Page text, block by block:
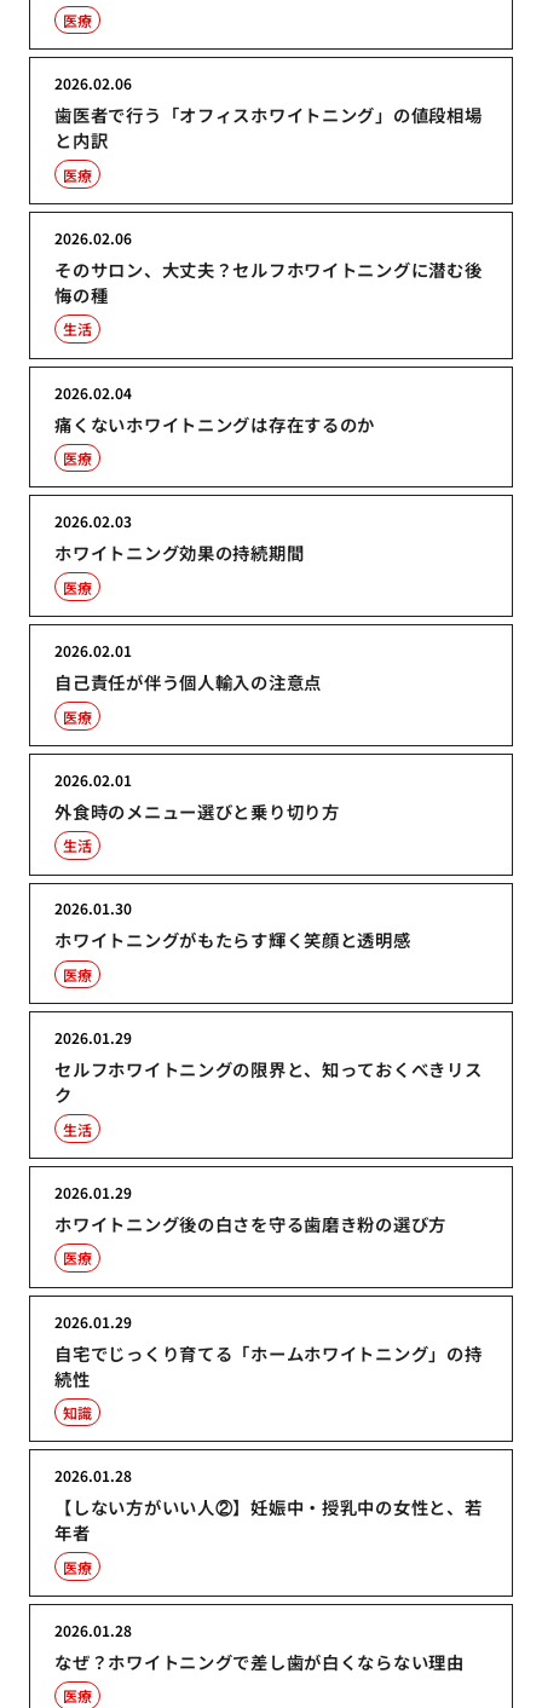
医療
歯医者で行う「オフィスホワイトニング」の値段相場
と内訳
2026.02.06
医療
そのサロン、大丈夫？セルフホワイトニングに潜む後
悔の種
2026.02.06
生活
痛くないホワイトニングは存在するのか
2026.02.04
医療
ホワイトニング効果の持続期間
2026.02.03
医療
自己責任が伴う個人輸入の注意点
2026.02.01
医療
外食時のメニュー選びと乗り切り方
2026.02.01
生活
ホワイトニングがもたらす輝く笑顔と透明感
2026.01.30
医療
セルフホワイトニングの限界と、知っておくべきリス
ク
2026.01.29
生活
ホワイトニング後の白さを守る歯磨き粉の選び方
2026.01.29
医療
自宅でじっくり育てる「ホームホワイトニング」の持
続性
2026.01.29
知識
【しない方がいい人②】妊娠中・授乳中の女性と、若
年者
2026.01.28
医療
なぜ？ホワイトニングで差し歯が白くならない理由
2026.01.28
医療